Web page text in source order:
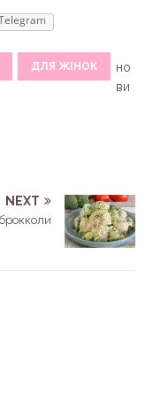
ДЛЯ ЖІНОК
но
ви
NEXT